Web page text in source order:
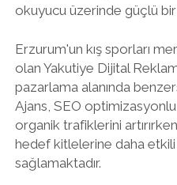
okuyucu üzerinde güçlü bir
Erzurum'un kış sporları
olan Yakutiye Dijital
pazarlama alanında
Ajans, SEO
organik trafiklerini
hedef kitlelerine daha etkili
sağlamaktadır.